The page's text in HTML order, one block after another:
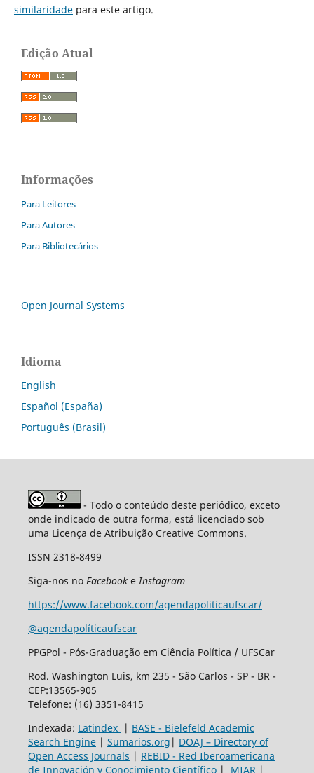
similaridadepara este artigo.
Edição Atual
Informações
Para Leitores
Para Autores
Para Bibliotecários
Open Journal Systems
Idioma
English
Español (España)
Português (Brasil)
- Todo o conteúdo deste periódico, exceto
onde indicado de outra forma, está licenciado sob
uma Licença de Atribuição Creative Commons.
ISSN 2318-8499
Siga-nos no Facebook eInstagram
https://www.facebook.com/agendapoliticaufscar/
@agendapolíticaufscar
PPGPol - Pós-Graduação em Ciência Política / UFSCar
Rod. Washington Luis, km 235 - São Carlos - SP - BR -
CEP:13565-905
Telefone: (16) 3351-8415
Indexada: Latindex | BASE - Bielefeld Academic
Search Engine| Sumarios.org | DOAJ – Directory of
Open Access Journals | REBID - Red Iberoamericana
de Innovación y Conocimiento Científico| MIAR |